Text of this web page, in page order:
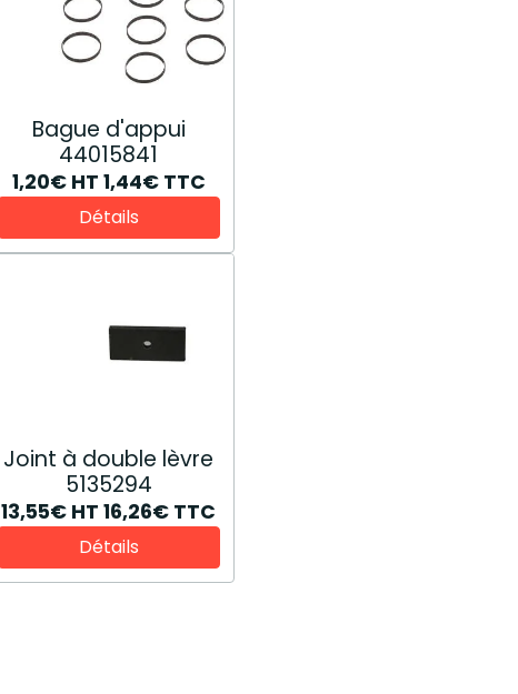
Bague d'appui
44015841
1,20€ HT 1,44€ TTC
Détails
Joint à double lèvre
5135294
13,55€ HT 16,26€ TTC
Détails